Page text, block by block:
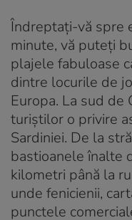
Îndreptați-vă spre
minute, vă puteți
plajele fabuloase
dintre locurile de
Europa. La sud de
turiștilor o privire
Sardiniei. De la
bastioanele înalte
kilometri până la
unde fenicienii,
punctele